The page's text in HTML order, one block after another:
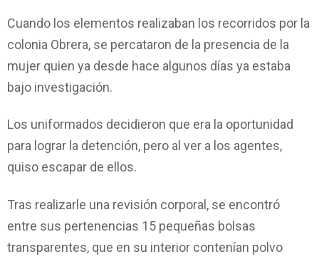
Cuando los elementos realizaban los recorridos por la
colonia Obrera, se percataron de la presencia de la
mujer quien ya desde hace algunos días ya estaba
bajo investigación.
Los uniformados decidieron que era la oportunidad
para lograr la detención, pero al ver a los agentes,
quiso escapar de ellos.
Tras realizarle una revisión corporal, se encontró
entre sus pertenencias 15 pequeñas bolsas
transparentes, que en su interior contenían polvo